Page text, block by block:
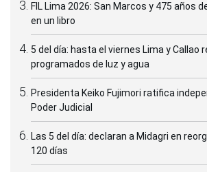
FIL Lima 2026: San Marcos y 475 años
en un libro
5 del día: hasta el viernes Lima y Callao
programados de luz y agua
Presidenta Keiko Fujimori ratifica
Poder Judicial
Las 5 del día: declaran a Midagri en
120 días